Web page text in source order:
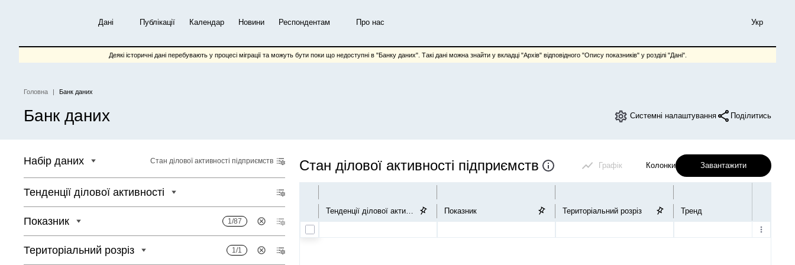
Дані Публікації Календар Новини Респондентам Про нас Укр
Деякі історичні дані перебувають у процесі міграції та можуть бути поки що недоступні в "Банку даних". Такі дані можна знайти у вкладці "Архів" відповідного "Опису показників" у розділі "Дані".
Рядок
навіґації
Головна Банк даних
Банк даних Системні налаштування Поділитись
Набір даних Стан ділової активності підприємств
Тенденції ділової активності
Показник 1/87
Територіальний розріз 1/1
Стан ділової активності підприємств Графік Колонки Завантажити
Тенденції ділової активності Показник Територіальний розріз Тренд